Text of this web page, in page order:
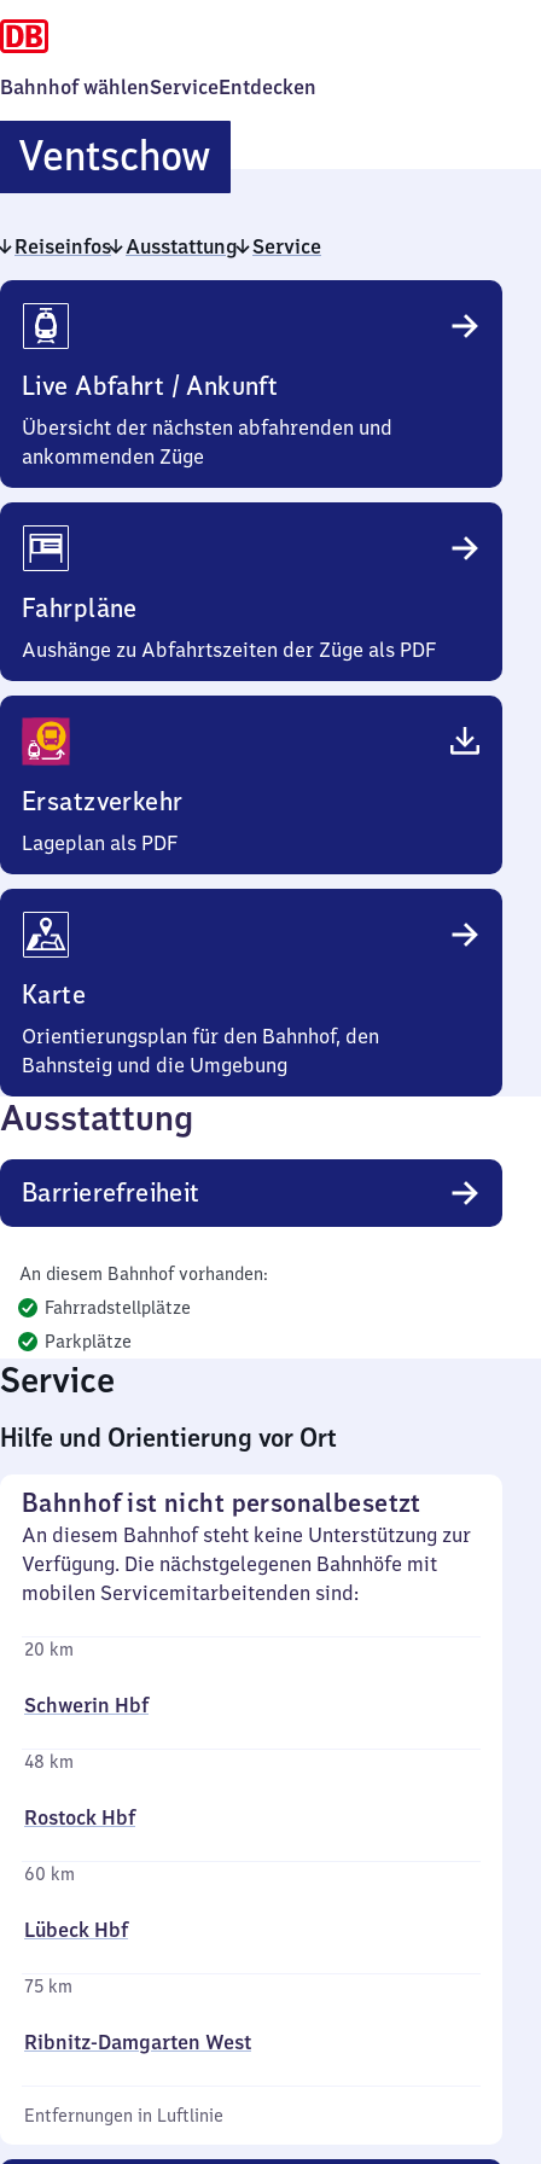
Bahnhof wählenServiceEntdecken
VentschowVentschow
Reiseinfos Ausstattung Service
Reiseinfos
Live Abfahrt / Ankunft
Übersicht der nächsten abfahrenden und
ankommenden Züge
Fahrpläne
Aushänge zu Abfahrtszeiten der Züge als PDF
Ersatzverkehr
Lageplan als PDF
Karte
Orientierungsplan für den Bahnhof, den
Bahnsteig und die Umgebung
Ausstattung
Barrierefreiheit
An diesem Bahnhof vorhanden:
Fahrradstellplätze
Parkplätze
Service
Hilfe und Orientierung vor Ort
Bahnhof ist nicht personalbesetzt
An diesem Bahnhof steht keine Unterstützung zur
Verfügung. Die nächstgelegenen Bahnhöfe mit
mobilen Servicemitarbeitenden sind:
20 km
Schwerin Hbf
48 km
Rostock Hbf
60 km
Lübeck Hbf
75 km
Ribnitz-Damgarten West
Entfernungen in Luftlinie